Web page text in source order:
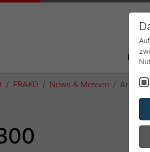
FRAKO News & Messen Artikel